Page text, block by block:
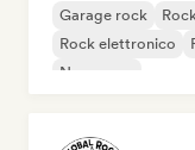
Garage rock
Rock elettronico
New wave